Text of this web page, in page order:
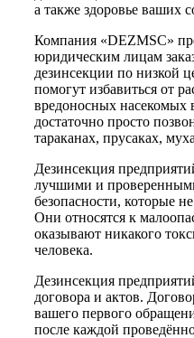
а также здоровье ваших
Компания «DEZMSC»
юридическим лицам
дезинсекции по низкой
помогут избавиться от
вредоносных насекомых
достаточно просто
тараканах, прусаках,
Дезинсекция
лучшими и
безопасности, которые
Они относятся к
оказывают никакого
человека.
Дезинсекция
договора и актов.
вашего первого
после каждой